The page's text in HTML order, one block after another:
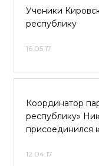
Ученики
республику
16.05.17
Координатор
республику»
присоединился
12.04.17